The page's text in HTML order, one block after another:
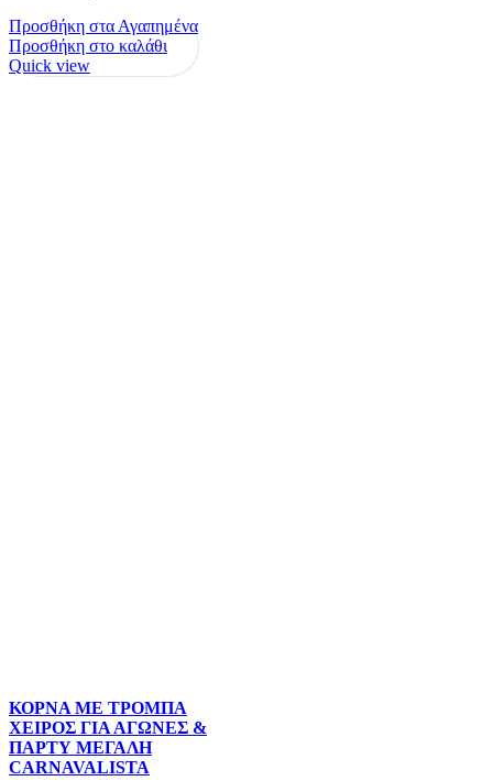
Προσθήκη στα Αγαπημένα
Προσθήκη στο καλάθι
Quick view
ΚΟΡΝΑ ΜΕ ΤΡΟΜΠΑ
ΧΕΙΡΟΣ ΓΙΑ ΑΓΩΝΕΣ &
ΠΑΡΤΥ ΜΕΓΑΛΗ
CARNAVALISTA